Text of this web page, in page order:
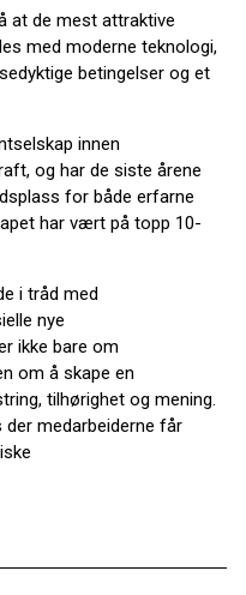
at de mest attraktive
med moderne teknologi,
betingelser og et
innen
og har de siste årene
for både erfarne
har vært på topp 10-
i tråd med
nye
ikke bare om
om å skape en
tilhørighet og mening.
medarbeiderne får